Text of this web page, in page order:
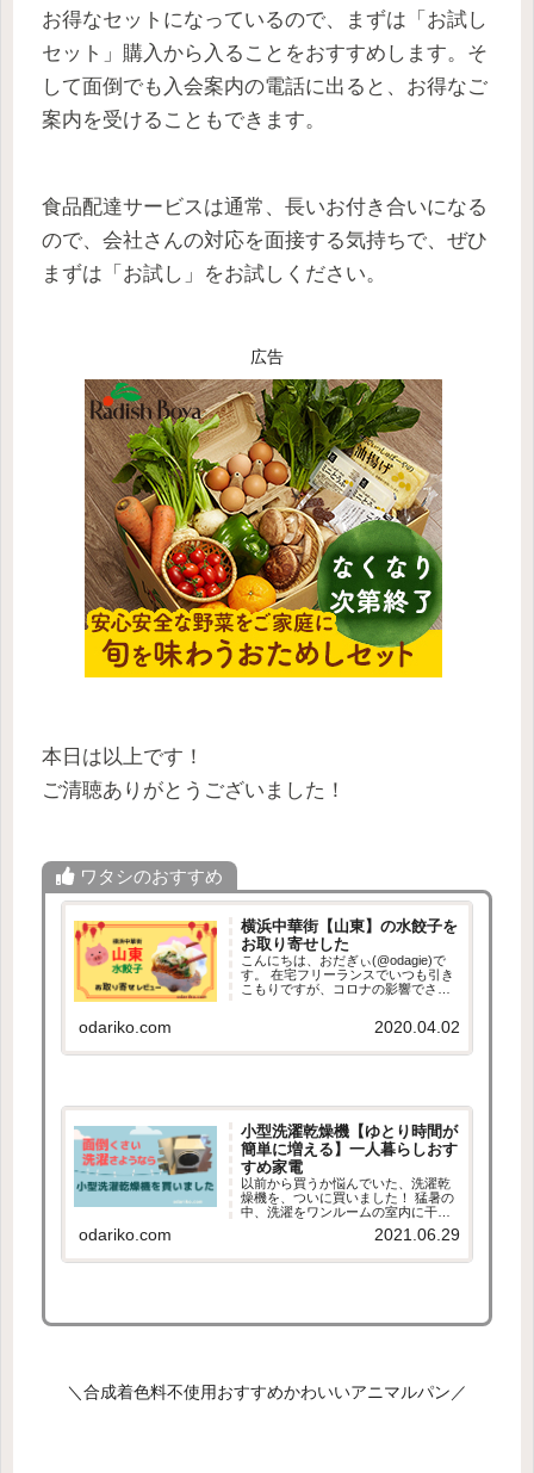
お得なセットになっているので、まずは「お試し
セット」購入から入ることをおすすめします。そ
して面倒でも入会案内の電話に出ると、お得なご
案内を受けることもできます。
食品配達サービスは通常、長いお付き合いになる
ので、会社さんの対応を面接する気持ちで、ぜひ
まずは「お試し」をお試しください。
広告
本日は以上です！
ご清聴ありがとうございました！
ワタシのおすすめ
横浜中華街【山東】の水餃子を
お取り寄せした
こんにちは、おだぎぃ(@odagie)で
す。 在宅フリーランスでいつも引き
こもりですが、コロナの影響でさら
楽しもうということでお取り寄せ食
odariko.com 2020.04.02
小型洗濯乾燥機【ゆとり時間が
簡単に増える】一人暮らしおす
すめ家電
以前から買うか悩んでいた、洗濯乾
燥機を、ついに買いました！ 猛暑の
中、洗濯をワンルームの室内に干し
ていたところ、家の湿度計が８６％
オーバー。耐え切れずついに購入を
odariko.com 2021.06.29
＼合成着色料不使用おすすめかわいいアニマルパン／